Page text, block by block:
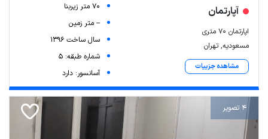
آپارتمان
اپارتمان ۷۰ متری
مسعودیه, تهران
مشاهده جزییات
70 متر زیربنا
-- متر زمین
سال ساخت 1396
شماره طبقه: 5
آسانسور: دارد
4 تصویر